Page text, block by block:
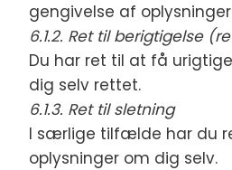
gengivelse af
6.1.2. Ret til berigtigelse
Du har ret til at få
dig selv rettet.
6.1.3. Ret til sletning
I særlige tilfælde har du
oplysninger om dig selv.